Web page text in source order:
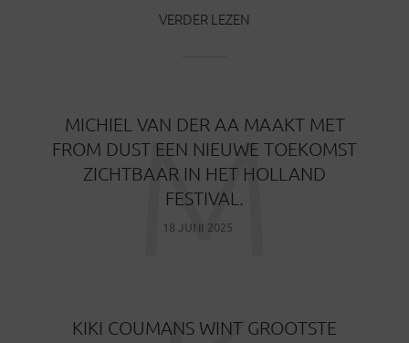
VERDER LEZEN
MICHIEL VAN DER AA MAAKT MET
FROM DUST EEN NIEUWE TOEKOMST
ZICHTBAAR IN HET HOLLAND
FESTIVAL.
18 JUNI 2025
M
KIKI COUMANS WINT GROOTSTE